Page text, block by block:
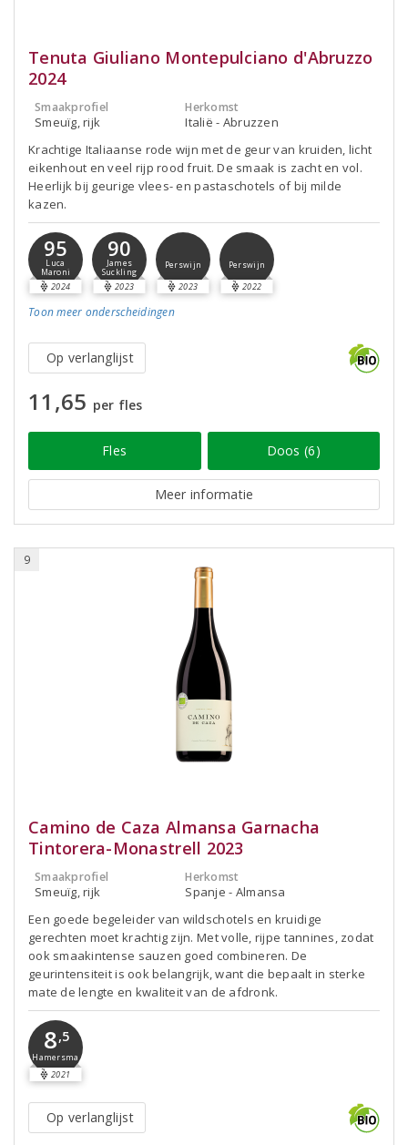
Tenuta Giuliano Montepulciano d'Abruzzo
2024
Smaakprofiel
Smeuïg, rijk
Herkomst
Italië - Abruzzen
Krachtige Italiaanse rode wijn met de geur van kruiden, licht
eikenhout en veel rijp rood fruit. De smaak is zacht en vol.
Heerlijk bij geurige vlees- en pastaschotels of bij milde
kazen.
95
Luca
Maroni
2024
90
James
Suckling
2023
Perswijn
2023
Perswijn
2022
Toon meer onderscheidingen
Op verlanglijst
11,65 per fles
Fles Doos (6)
Meer informatie
9
Camino de Caza Almansa Garnacha
Tintorera-Monastrell 2023
Smaakprofiel
Smeuïg, rijk
Herkomst
Spanje - Almansa
Een goede begeleider van wildschotels en kruidige
gerechten moet krachtig zijn. Met volle, rijpe tannines, zodat
ook smaakintense sauzen goed combineren. De
geurintensiteit is ook belangrijk, want die bepaalt in sterke
mate de lengte en kwaliteit van de afdronk.
8,5
Hamersma
2021
Op verlanglijst